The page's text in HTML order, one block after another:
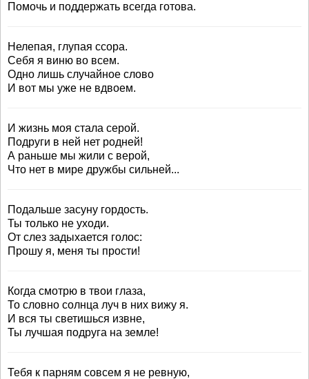
Помочь и поддержать всегда готова.
Нелепая, глупая ссора.
Себя я виню во всем.
Одно лишь случайное слово
И вот мы уже не вдвоем.
И жизнь моя стала серой.
Подруги в ней нет родней!
А раньше мы жили с верой,
Что нет в мире дружбы сильней...
Подальше засуну гордость.
Ты только не уходи.
От слез задыхается голос:
Прошу я, меня ты прости!
Когда смотрю в твои глаза,
То словно солнца луч в них вижу я.
И вся ты светишься извне,
Ты лучшая подруга на земле!
Тебя к парням совсем я не ревную,